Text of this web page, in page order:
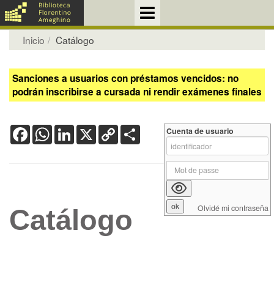
Inicio Catálogo
Sanciones a usuarios con préstamos vencidos: no
podrán inscribirse a cursada ni rendir exámenes finales
FacebookWhatsApp
LinkedIn
X Copy
Link
Catálogo
Cuenta de usuario
Olvidé mi contraseña